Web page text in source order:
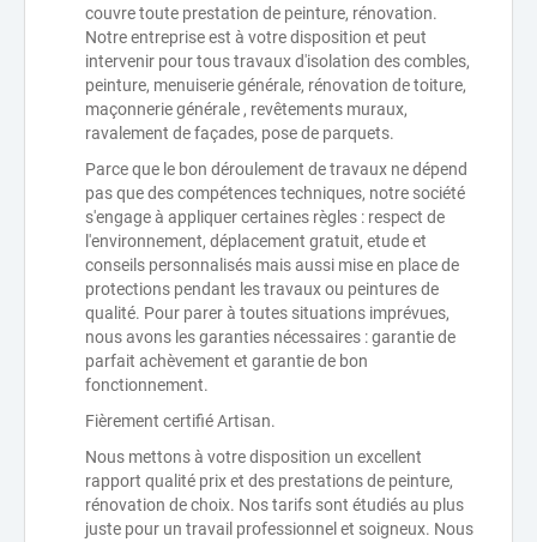
couvre toute prestation de peinture, rénovation.
Notre entreprise est à votre disposition et peut
intervenir pour tous travaux d'isolation des combles,
peinture, menuiserie générale, rénovation de toiture,
maçonnerie générale , revêtements muraux,
ravalement de façades, pose de parquets.
Parce que le bon déroulement de travaux ne dépend
pas que des compétences techniques, notre société
s'engage à appliquer certaines règles : respect de
l'environnement, déplacement gratuit, etude et
conseils personnalisés mais aussi mise en place de
protections pendant les travaux ou peintures de
qualité. Pour parer à toutes situations imprévues,
nous avons les garanties nécessaires : garantie de
parfait achèvement et garantie de bon
fonctionnement.
Fièrement certifié Artisan.
Nous mettons à votre disposition un excellent
rapport qualité prix et des prestations de peinture,
rénovation de choix. Nos tarifs sont étudiés au plus
juste pour un travail professionnel et soigneux. Nous